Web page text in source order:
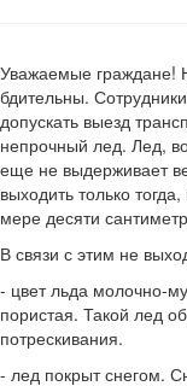
Уважаемые граждане!
бдительны.
допускать выезд
непрочный лед. Лед,
еще не выдерживает
выходить только
мере десяти
В связи с этим не
- цвет льда молочно-
пористая. Такой лед
потрескивания.
- лед покрыт снегом.